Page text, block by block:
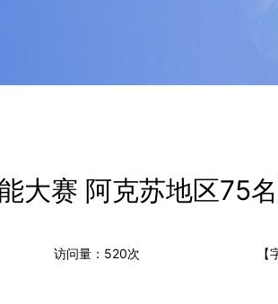
大赛 阿克苏地区75
访问量： 520次 【